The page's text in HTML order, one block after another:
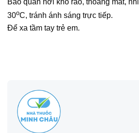
Bảo quản nơi khô ráo, thoáng mát,
30oC, tránh ánh sáng trực tiếp.
Để xa tầm tay trẻ em.